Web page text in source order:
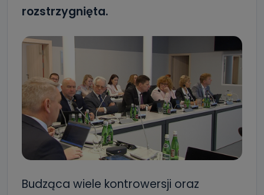
rozstrzygnięta.
Budząca wiele kontrowersji oraz